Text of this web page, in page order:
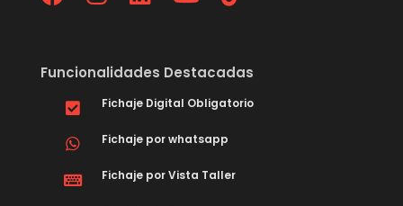
Funcionalidades Destacadas
Fichaje Digital Obligatorio
Fichaje por whatsapp
Fichaje por Vista Taller